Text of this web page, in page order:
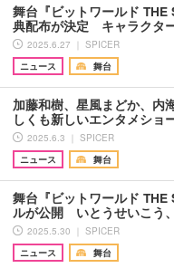
舞台『ビットワールド THE
典配布が決定 キャラクタ
2025.6.27 ｜ SPICER
ニュース
舞台
加藤和樹、星風まどか、内
しくも新しいエンタメシ
2025.6.3 ｜ SPICER
ニュース
舞台
舞台『ビットワールド THE
ルが公開 いとうせいこう
2025.5.30 ｜ SPICER
ニュース
舞台